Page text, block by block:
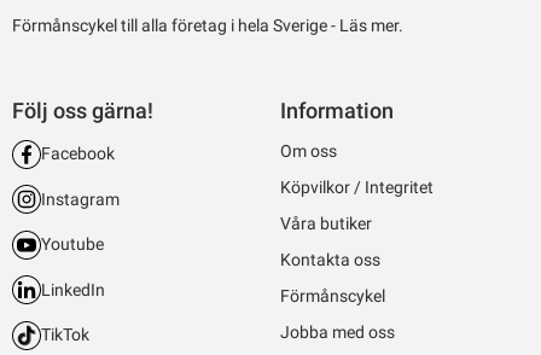
Förmånscykel till alla företag i hela Sverige - Läs mer.
Följ oss gärna!
Facebook
Instagram
Youtube
LinkedIn
TikTok
Information
Om oss
Köpvilkor / Integritet
Våra butiker
Kontakta oss
Förmånscykel
Jobba med oss